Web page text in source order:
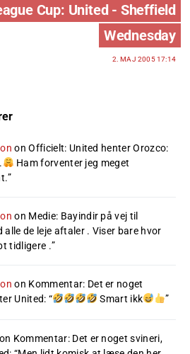
Cup: United - Sheffield
Wednesday
2. MAJ 2005 17:14
onOfficielt: United henter Orozco:
Ham forventer jeg meget
”
on Medie: Bayindir på vej til
alle de leje aftaler . Viser bare hvor
tidligere .”
on Kommentar: Det er noget
United: “ Smart ikk ”
on Kommentar: Det er noget svineri,